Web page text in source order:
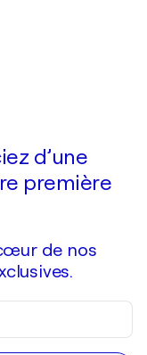
d’une
première
de nos